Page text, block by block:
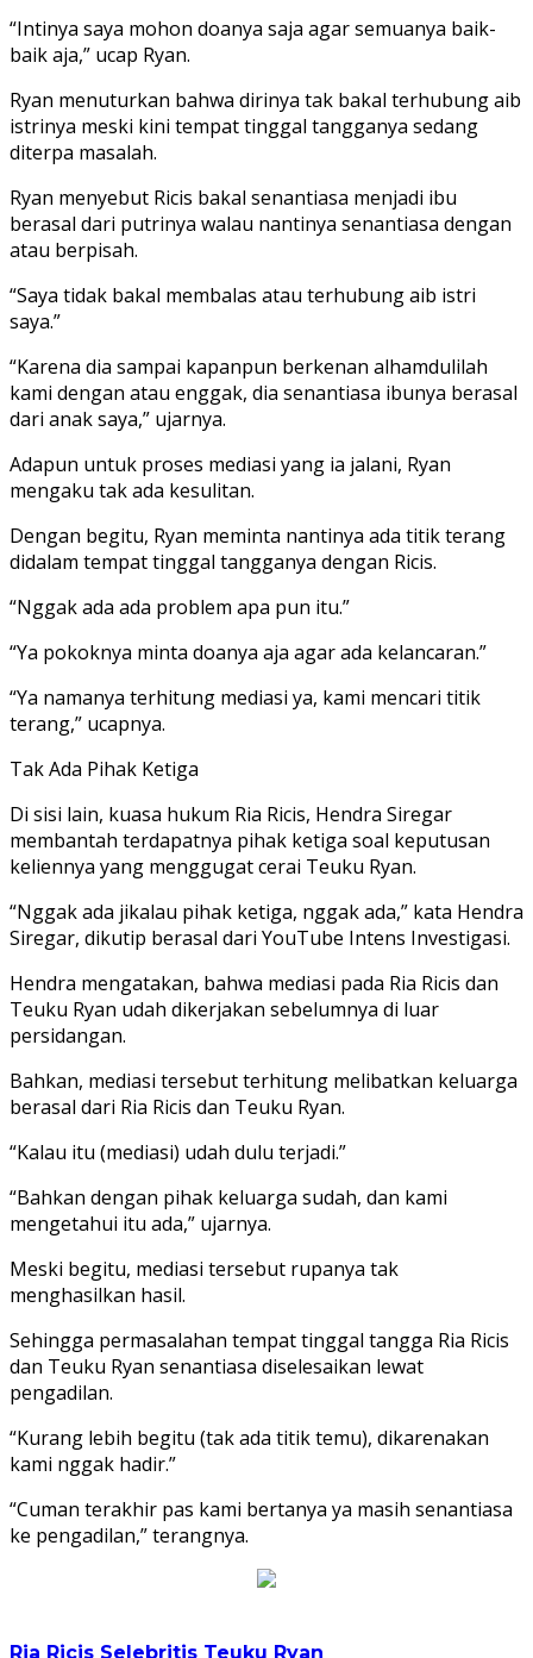
“Intinya saya mohon doanya saja agar semuanya baik-
baik aja,” ucap Ryan.
Ryan menuturkan bahwa dirinya tak bakal terhubung aib
istrinya meski kini tempat tinggal tangganya sedang
diterpa masalah.
Ryan menyebut Ricis bakal senantiasa menjadi ibu
berasal dari putrinya walau nantinya senantiasa dengan
atau berpisah.
“Saya tidak bakal membalas atau terhubung aib istri
saya.”
“Karena dia sampai kapanpun berkenan alhamdulilah
kami dengan atau enggak, dia senantiasa ibunya berasal
dari anak saya,” ujarnya.
Adapun untuk proses mediasi yang ia jalani, Ryan
mengaku tak ada kesulitan.
Dengan begitu, Ryan meminta nantinya ada titik terang
didalam tempat tinggal tangganya dengan Ricis.
“Nggak ada ada problem apa pun itu.”
“Ya pokoknya minta doanya aja agar ada kelancaran.”
“Ya namanya terhitung mediasi ya, kami mencari titik
terang,” ucapnya.
Tak Ada Pihak Ketiga
Di sisi lain, kuasa hukum Ria Ricis, Hendra Siregar
membantah terdapatnya pihak ketiga soal keputusan
keliennya yang menggugat cerai Teuku Ryan.
“Nggak ada jikalau pihak ketiga, nggak ada,” kata Hendra
Siregar, dikutip berasal dari YouTube Intens Investigasi.
Hendra mengatakan, bahwa mediasi pada Ria Ricis dan
Teuku Ryan udah dikerjakan sebelumnya di luar
persidangan.
Bahkan, mediasi tersebut terhitung melibatkan keluarga
berasal dari Ria Ricis dan Teuku Ryan.
“Kalau itu (mediasi) udah dulu terjadi.”
“Bahkan dengan pihak keluarga sudah, dan kami
mengetahui itu ada,” ujarnya.
Meski begitu, mediasi tersebut rupanya tak
menghasilkan hasil.
Sehingga permasalahan tempat tinggal tangga Ria Ricis
dan Teuku Ryan senantiasa diselesaikan lewat
pengadilan.
“Kurang lebih begitu (tak ada titik temu), dikarenakan
kami nggak hadir.”
“Cuman terakhir pas kami bertanya ya masih senantiasa
ke pengadilan,” terangnya.
Ria Ricis Selebritis Teuku Ryan